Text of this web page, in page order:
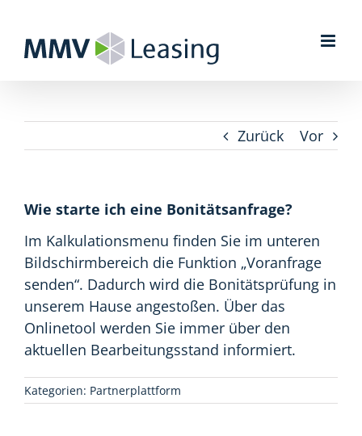
springen
Zurück Vor
Wie starte ich eine Bonitätsanfrage?
Im Kalkulationsmenu finden Sie im unteren
Bildschirmbereich die Funktion „Voranfrage
senden“. Dadurch wird die Bonitätsprüfung in
unserem Hause angestoßen. Über das
Onlinetool werden Sie immer über den
aktuellen Bearbeitungsstand informiert.
Kategorien: Partnerplattform